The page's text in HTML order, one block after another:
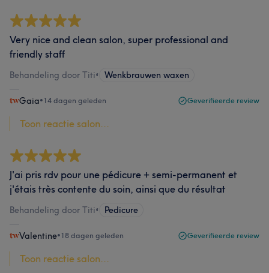
Very nice and clean salon, super professional and
friendly staff
Behandeling door Titi• Wenkbrauwen waxen
Gaia•14 dagen geleden Geverifieerde review
Toon reactie salon...
J'ai pris rdv pour une pédicure + semi-permanent et
j'étais très contente du soin, ainsi que du résultat
Behandeling door Titi• Pedicure
Valentine•18 dagen geleden Geverifieerde review
Toon reactie salon...